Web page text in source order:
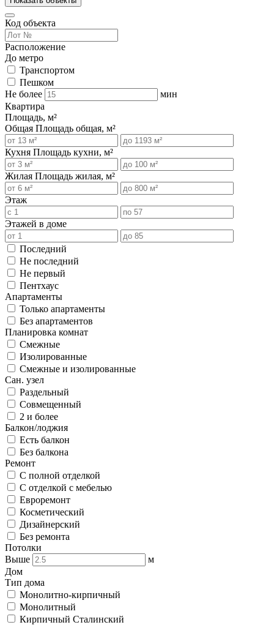
Код объекта
Расположение
До метро
Транспортом
Пешком
Не более
мин
Квартира
Площадь, м²
Общая Площадь общая, м²
Кухня Площадь кухни, м²
Жилая Площадь жилая, м²
Этаж
Этажей в доме
Последний
Не последний
Не первый
Пентхаус
Апартаменты
Только апартаменты
Без апартаментов
Планировка комнат
Смежные
Изолированные
Смежные и изолированные
Сан. узел
Раздельный
Совмещенный
2 и более
Балкон/лоджия
Есть балкон
Без балкона
Ремонт
С полной отделкой
С отделкой с мебелью
Евроремонт
Косметический
Дизайнерский
Без ремонта
Потолки
Выше
м
Дом
Тип дома
Монолитно-кирпичный
Монолитный
Кирпичный Сталинский